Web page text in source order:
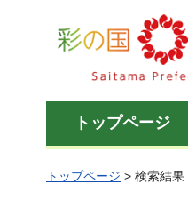
彩の国 埼玉県
トップページ
トップページ > 検索結果